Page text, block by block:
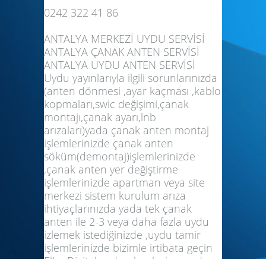
0242 322 41 86
ANTALYA MERKEZİ UYDU SERVİSİ
ANTALYA ÇANAK ANTEN SERVİSİ
ANTALYA UYDU ANTEN SERVİSİ
Uydu yayınlarıyla ilgili sorunlarınızda
(anten dönmesi ,ayar kaçması ,kablo
kopmaları,swic değişimi,çanak
montajı,çanak ayarı,lnb
arızaları)yada çanak anten montaj
işlemlerinizde çanak anten
söküm(demontaj)işlemlerinizde
,çanak anten yer değiştirme
işlemlerinizde apartman veya site
merkezi sistem kurulum arıza
ihtiyaçlarınızda yada tek çanak
anten ile 2-3 veya daha fazla uydu
izlemek istediğinizde ,uydu tamir
işlemlerinizde bizimle irtibata geçin